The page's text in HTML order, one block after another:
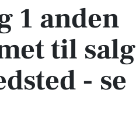
1 anden
til salg
- se